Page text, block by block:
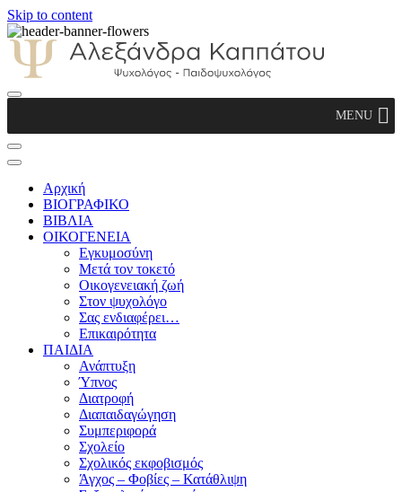
Skip to content
Παιδοψυχολόγος
MENU
Αρχική
ΒΙΟΓΡΑΦΙΚΟ
ΒΙΒΛΙΑ
ΟΙΚΟΓΕΝΕΙΑ
Εγκυμοσύνη
Μετά τον τοκετό
Οικογενειακή ζωή
Στον ψυχολόγο
Σας ενδιαφέρει…
Επικαιρότητα
ΠΑΙΔΙΑ
Ανάπτυξη
Ύπνος
Διατροφή
Διαπαιδαγώγηση
Συμπεριφορά
Σχολείο
Σχολικός εκφοβισμός
Άγχος – Φοβίες – Κατάθλιψη